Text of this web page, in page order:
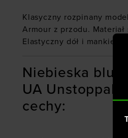
Klasyczny rozpinany
Armour z przodu.
Elastyczny dół i mankiety.
Niebieska
UA
cechy: